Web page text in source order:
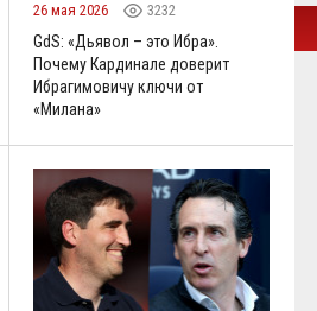
26 мая 2026 3232
GdS: «Дьявол – это Ибра».
Почему Кардинале доверит
Ибрагимовичу ключи от
«Милана»